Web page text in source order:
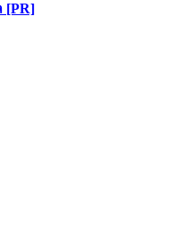
[PR]